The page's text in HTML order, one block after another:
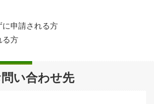
申請される方
る方
い合わせ先